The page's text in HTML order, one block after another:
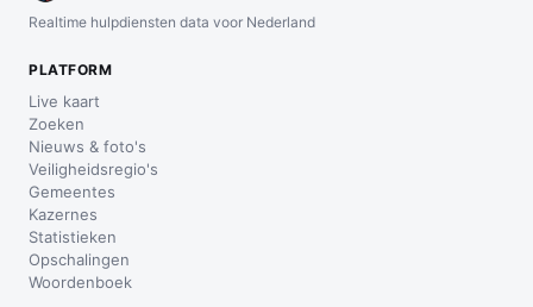
Realtime hulpdiensten data voor Nederland
PLATFORM
Live kaart
Zoeken
Nieuws & foto's
Veiligheidsregio's
Gemeentes
Kazernes
Statistieken
Opschalingen
Woordenboek